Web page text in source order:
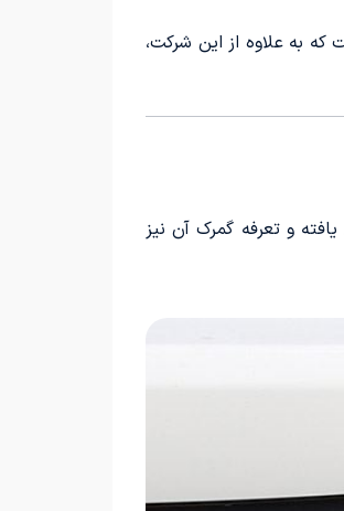
به علاوه از این شرکت،
و تعرفه گمرک آن نیز